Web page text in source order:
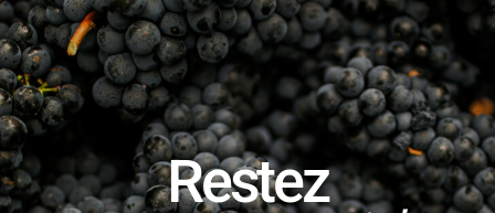
Restez